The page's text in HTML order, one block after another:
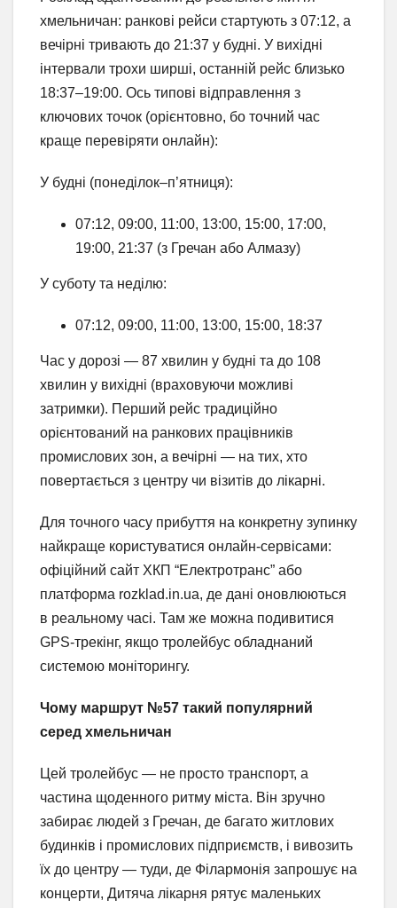
хмельничан: ранкові рейси стартують з 07:12, а
вечірні тривають до 21:37 у будні. У вихідні
інтервали трохи ширші, останній рейс близько
18:37–19:00. Ось типові відправлення з
ключових точок (орієнтовно, бо точний час
краще перевіряти онлайн):
У будні (понеділок–п’ятниця):
07:12, 09:00, 11:00, 13:00, 15:00, 17:00,
19:00, 21:37 (з Гречан або Алмазу)
У суботу та неділю:
07:12, 09:00, 11:00, 13:00, 15:00, 18:37
Час у дорозі — 87 хвилин у будні та до 108
хвилин у вихідні (враховуючи можливі
затримки). Перший рейс традиційно
орієнтований на ранкових працівників
промислових зон, а вечірні — на тих, хто
повертається з центру чи візитів до лікарні.
Для точного часу прибуття на конкретну зупинку
найкраще користуватися онлайн-сервісами:
офіційний сайт ХКП “Електротранс” або
платформа rozklad.in.ua, де дані оновлюються
в реальному часі. Там же можна подивитися
GPS-трекінг, якщо тролейбус обладнаний
системою моніторингу.
Чому маршрут №57 такий популярний
серед хмельничан
Цей тролейбус — не просто транспорт, а
частина щоденного ритму міста. Він зручно
забирає людей з Гречан, де багато житлових
будинків і промислових підприємств, і вивозить
їх до центру — туди, де Філармонія запрошує на
концерти, Дитяча лікарня рятує маленьких